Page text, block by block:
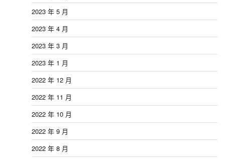
2023 年 5 月
2023 年 4 月
2023 年 3 月
2023 年 1 月
2022 年 12 月
2022 年 11 月
2022 年 10 月
2022 年 9 月
2022 年 8 月